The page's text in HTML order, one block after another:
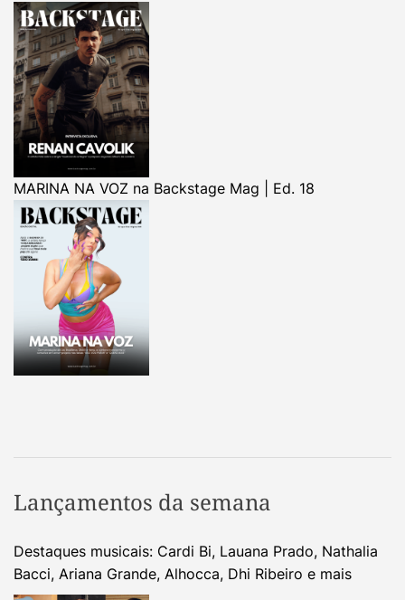
MARINA NA VOZ na Backstage Mag | Ed. 18
Lançamentos da semana
Destaques musicais: Cardi Bi, Lauana Prado, Nathalia
Bacci, Ariana Grande, Alhocca, Dhi Ribeiro e mais